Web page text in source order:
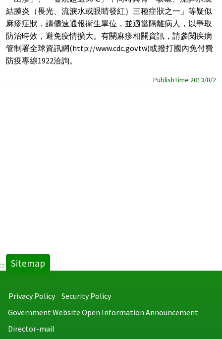
結膜炎（畏光、流淚水或眼睛發紅）三種症狀之一」等疑似
麻疹症狀，請儘速通報衛生單位，並適當隔離病人，以爭取
防治時效，避免疫情擴大。有關麻疹相關資訊，請參閱疾病
管制署全球資訊網(http://www.cdc.gov.tw)或撥打國內免付費
防疫專線1922洽詢。
PublishTime 2013/8/2
::: Sitemap
Privacy Policy
Security Policy
Government Website Open Information Announcement
Director-mail